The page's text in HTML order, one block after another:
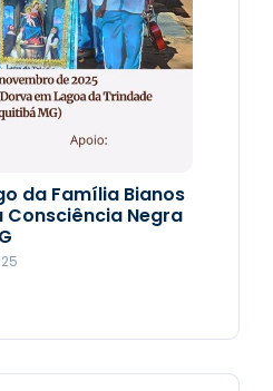
da Família Bianos
Consciência Negra
Bairro Rio